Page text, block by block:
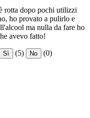
rotta dopo pochi utilizzi
ho provato a pulirlo e
ma nulla da fare ho
avevo fatto!
Sì (5) No (0)